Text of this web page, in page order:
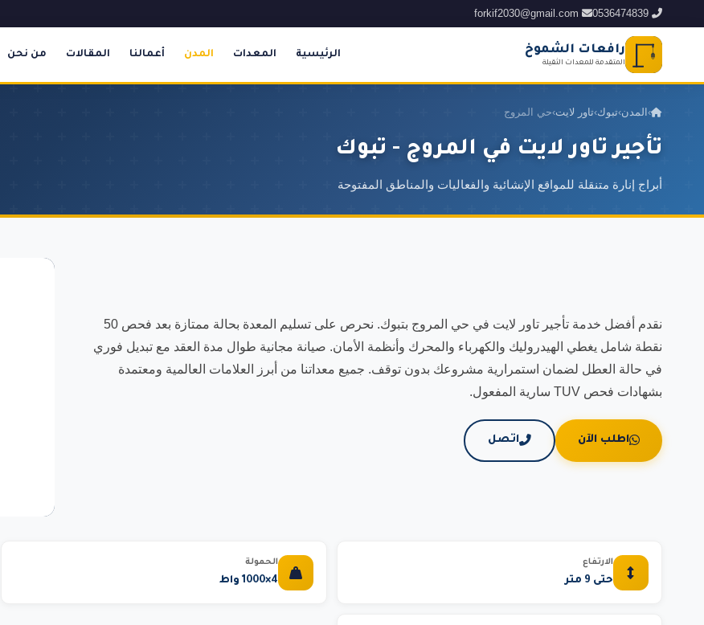
0536474839
forkif2030@gmail.com
رافعات الشموخ
المتقدمة للمعدات الثقيلة
الرئيسية المعدات المدن أعمالنا المقالات من نحن
› المدن›تبوك›تاور لايت›حي المروج
تأجير تاور لايت في المروج - تبوك
أبراج إنارة متنقلة للمواقع الإنشائية والفعاليات والمناطق المفتوحة
نقدم أفضل خدمة تأجير تاور لايت في حي المروج بتبوك. نحرص على تسليم المعدة بحالة ممتازة بعد فحص 50
نقطة شامل يغطي الهيدروليك والكهرباء والمحرك وأنظمة الأمان. صيانة مجانية طوال مدة العقد مع تبديل فوري
في حالة العطل لضمان استمرارية مشروعك بدون توقف. جميع معداتنا من أبرز العلامات العالمية ومعتمدة
بشهادات فحص TUV سارية المفعول.
اطلب الآن اتصل
الارتفاع
حتى 9 متر
الحمولة
4×1000 واط